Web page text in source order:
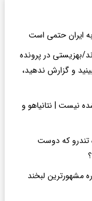
به ایران حتمی است
بهزیستی در پرونده
و گزارش ندهید،
نیست | نتانیاهو و
تندرو که دوست
مشهورترین لبخند